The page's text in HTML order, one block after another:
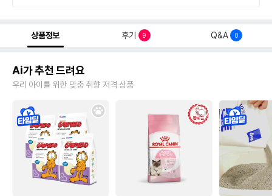
상품정보 후기 9 Q&A 0
Ai가 추천 드려요
우리 아이를 위한 맞춤 취향 저격 상품